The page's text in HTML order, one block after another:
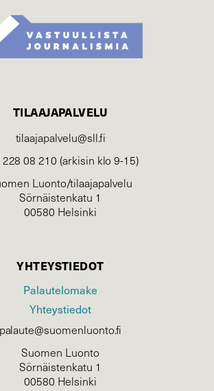
TILAAJAPALVELU
tilaajapalvelu@sll.fi
228 08 210 (arkisin klo 9-15)
Luonto/tilaajapalvelu
Sörnäistenkatu 1
00580 Helsinki
YHTEYSTIEDOT
Palautelomake
Yhteystiedot
palaute@suomenluonto.fi
Suomen Luonto
Sörnäistenkatu 1
00580 Helsinki